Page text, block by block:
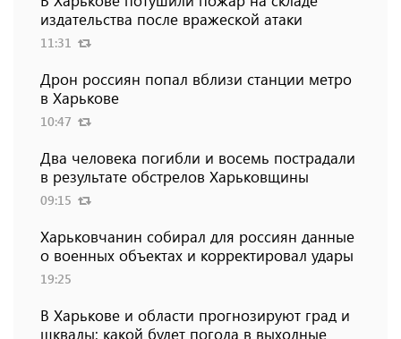
издательства после вражеской атаки
11:31
Дрон россиян попал вблизи станции метро
в Харькове
10:47
Два человека погибли и восемь пострадали
в результате обстрелов Харьковщины
09:15
Харьковчанин собирал для россиян данные
о военных объектах и ​​корректировал удары
19:25
В Харькове и области прогнозируют град и
шквалы: какой будет погода в выходные